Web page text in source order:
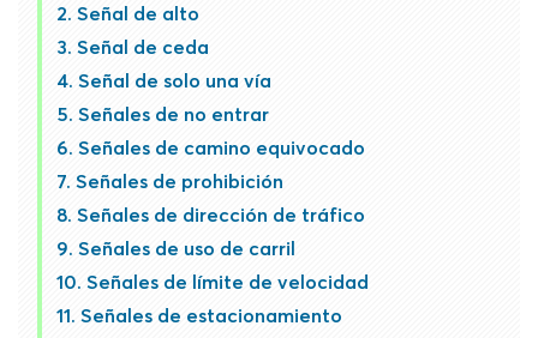
Señal de alto
Señal de ceda
Señal de solo una vía
Señales de no entrar
Señales de camino equivocado
Señales de prohibición
Señales de dirección de tráfico
Señales de uso de carril
Señales de límite de velocidad
Señales de estacionamiento